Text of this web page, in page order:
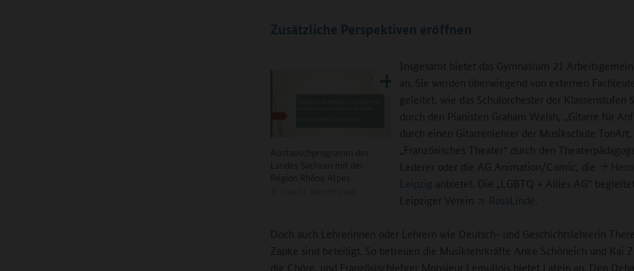
Zusätzliche Perspektiven eröffnen
Insgesamt bietet das Gymnasium 21
an. Sie werden überwiegend von externen
geleitet, wie das Schulorchester der Klassenstufen 5
durch den Pianisten Graham Welsh, „Gitarre für
durch einen Gitarrenlehrer der Musikschule TonArt,
„Französisches Theater“ durch den
Lederer oder die AG Animation/Comic, die
Leipzig anbietet. Die „LGBTQ + Allies AG“ begleitet
Leipziger Verein
RosaLinde
Doch auch Lehrerinnen oder Lehrern wie Deutsch- und Geschichtslehrerin
Zapke sind beteiligt. So betreuen die Musiklehrkräfte Anke Schöneich und Kai
die Chöre, und Französischlehrer Monsieur Lemullois bietet Latein an. Den